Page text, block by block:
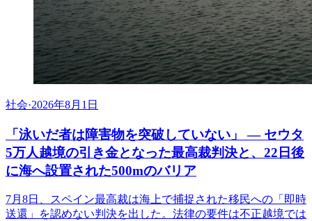
社会·2026年8月1日
「泳いだ者は障害物を突破していない」 ― セウタ
5万人越境の引き金となった最高裁判決と、22日後
に海へ設置された500mのバリア
7月8日、スペイン最高裁は海上で捕捉された移民への「即時
送還」を認めない判決を出した。法律の要件は不正越境では